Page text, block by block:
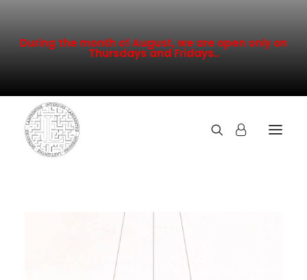
During the month of August, we are open only on
Thursdays and Fridays..